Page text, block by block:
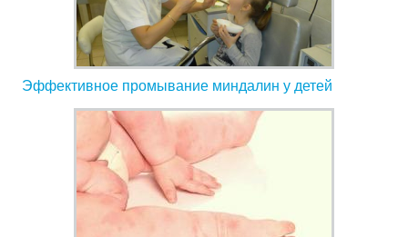
Эффективное промывание миндалин у детей